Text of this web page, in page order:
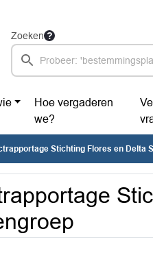
Zoeken
Hoe vergaderen
we?
Stichting Flores en Delta